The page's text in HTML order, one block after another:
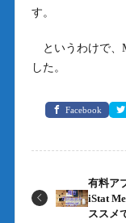
す。
というわけで、
した。
Facebook
有料ア
iStat
ススメ